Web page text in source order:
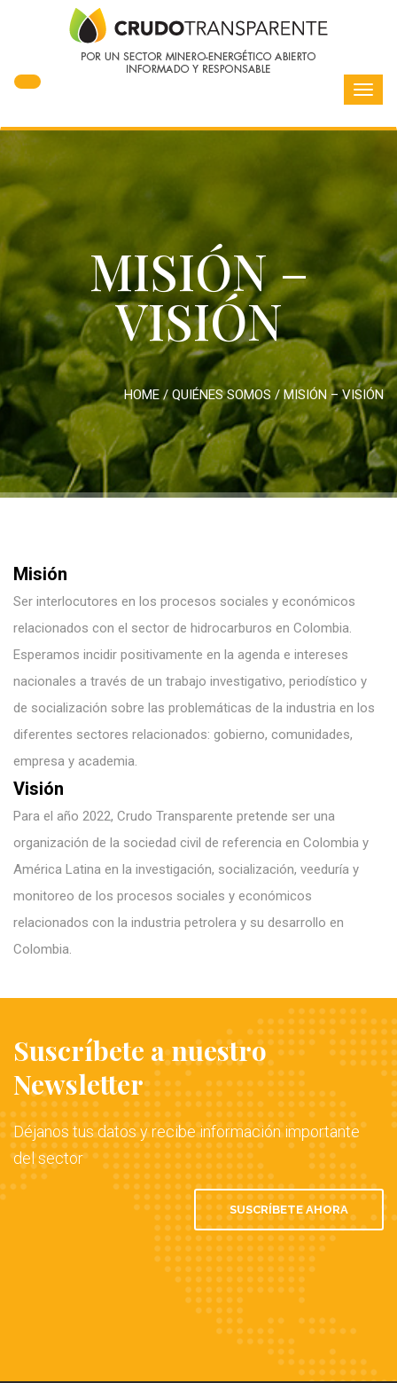
MISIÓN –
VISIÓN
HOME/QUIÉNES SOMOS / MISIÓN – VISIÓN
Misión
Ser interlocutores en los procesos sociales y económicos
relacionados con el sector de hidrocarburos en Colombia.
Esperamos incidir positivamente en la agenda e intereses
nacionales a través de un trabajo investigativo, periodístico y
de socialización sobre las problemáticas de la industria en los
diferentes sectores relacionados: gobierno, comunidades,
empresa y academia.
Visión
Para el año 2022, Crudo Transparente pretende ser una
organización de la sociedad civil de referencia en Colombia y
América Latina en la investigación, socialización, veeduría y
monitoreo de los procesos sociales y económicos
relacionados con la industria petrolera y su desarrollo en
Colombia.
Suscríbete a nuestro
Newsletter
Déjanos tus datos y recibe información importante
del sector
SUSCRÍBETE AHORA